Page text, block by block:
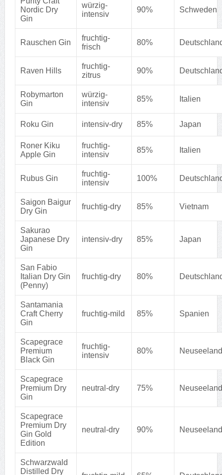
Nordic Dry
Gin
würzig-
intensiv
90% Schweden
Rauschen Gin
fruchtig-
frisch
80%
Raven Hills
fruchtig-
zitrus
90%
Robymarton
Gin
würzig-
intensiv
85% Italien
Roku Gin intensiv-dry 85% Japan
Roner Kiku
Apple Gin
fruchtig-
intensiv
85% Italien
Rubus Gin
fruchtig-
intensiv
100%
Saigon Baigur
Dry Gin
fruchtig-dry 85% Vietnam
Sakurao
Japanese Dry
Gin
intensiv-dry 85% Japan
San Fabio
Italian Dry Gin
(Penny)
fruchtig-dry 80%
Santamania
Craft Cherry
Gin
fruchtig-mild 85% Spanien
Scapegrace
Premium
Black Gin
fruchtig-
intensiv
80% Neuseeland
Scapegrace
Premium Dry
Gin
neutral-dry 75% Neuseeland
Scapegrace
Premium Dry
Gin Gold
Edition
neutral-dry 90% Neuseeland
Schwarzwald
Distilled Dry